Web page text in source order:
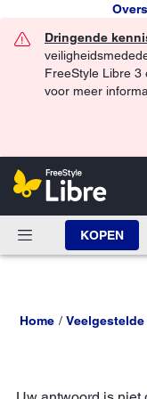
Dringende
FreeStyle Libre 3
voor meer
KOPEN
Home Veelgestelde